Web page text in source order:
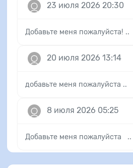
23 июля 2026 20:30
Добавьте меня пожалуйста! ..
20 июля 2026 13:14
добавьте меня пожалуйста ..
8 июля 2026 05:25
Добавьте меня пожалуйста ..